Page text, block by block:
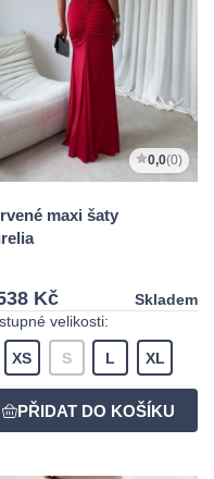
0,0(0)
maxi šaty
Kč
Skladem
velikosti:
XS S L XL